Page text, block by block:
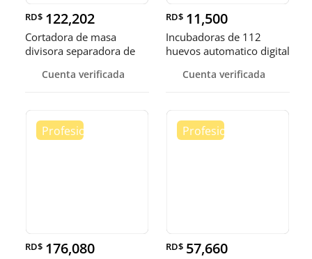
RD$ 122,202
Cortadora de masa
divisora separadora de
Cuenta verificada
RD$ 11,500
Incubadoras de 112
huevos automatico digital
Cuenta verificada
RD$ 176,080 RD$ 57,660